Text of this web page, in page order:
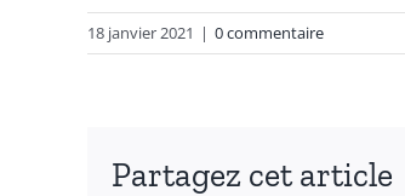
18 janvier 2021 | 0 commentaire
Partagez cet article